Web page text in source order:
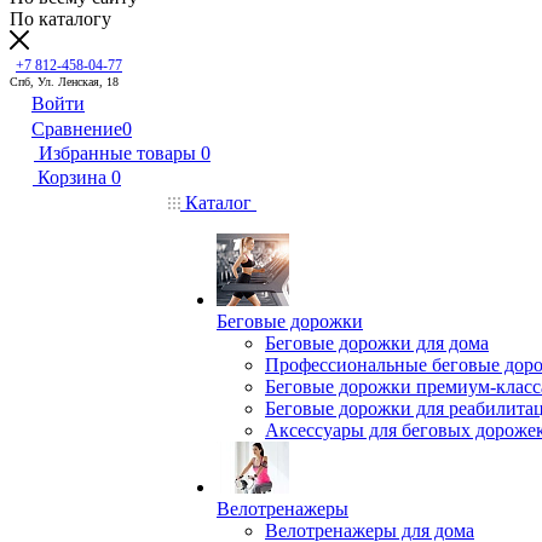
По каталогу
+7 812-458-04-77
Спб, Ул. Ленская, 18
Войти
Сравнение0
Избранные товары 0
Корзина 0
Каталог
Беговые дорожки
Беговые дорожки для дома
Профессиональные беговые
Беговые дорожки премиум-
Беговые дорожки для
Аксессуары для беговых
Велотренажеры
Велотренажеры для дома